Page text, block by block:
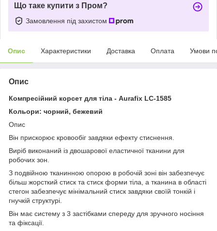
Що таке купити з Пром?
Замовлення під захистом
Опис Характеристики Доставка Оплата Умови
Опис
Компресійний корсет для тіла - Aurafix LC-1585
Кольори: чорний, бежевий
Опис
Він прискорює кровообіг завдяки ефекту стиснення.
Виріб виконаний із двошарової еластичної тканини для
робочих зон.
З подвійною тканинною опорою в робочій зоні він забезпечує
більш жорсткий стиск та стиск форми тіла, а тканина в області
стегон забезпечує мінімальний стиск завдяки своїй тонкій і
гнучкій структурі.
Він має систему з 3 застібками спереду для зручного носіння
та фіксації.